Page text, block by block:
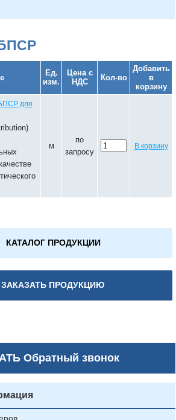
Ед.
изм.
Цена с
НДС
Кол-во
Добавить
в
корзину
для
м
по
запросу
В корзину
КАТАЛОГ ПРОДУКЦИИ
ЗАКАЗАТЬ ПРОДУКЦИЮ
Обратный звонок